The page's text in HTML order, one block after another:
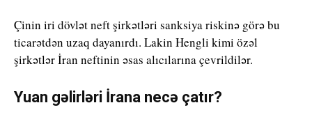
Çinin iri dövlət neft şirkətləri sanksiya riskinə görə bu
ticarətdən uzaq dayanırdı. Lakin Hengli kimi özəl
şirkətlər İran neftinin əsas alıcılarına çevrildilər.
Yuan gəlirləri İrana necə çatır?